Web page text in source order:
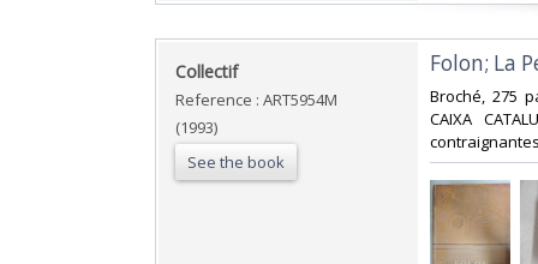
‎Collectif‎
Reference : ART5954M
(1993)
See the book
‎Folon; La
‎Broché, 275
CAIXA